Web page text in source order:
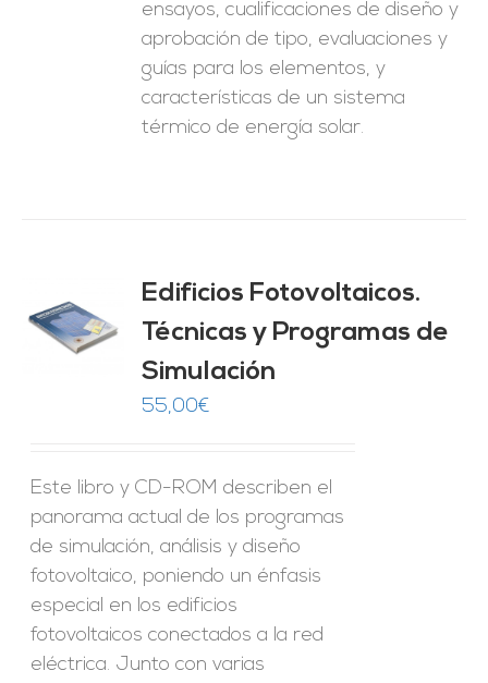
ensayos, cualificaciones de diseño y
aprobación de tipo, evaluaciones y
guías para los elementos, y
características de un sistema
térmico de energía solar.
Edificios Fotovoltaicos.
Técnicas y Programas de
Simulación
55,00€
Este libro y CD-ROM describen el
panorama actual de los programas
de simulación, análisis y diseño
fotovoltaico, poniendo un énfasis
especial en los edificios
fotovoltaicos conectados a la red
eléctrica. Junto con varias